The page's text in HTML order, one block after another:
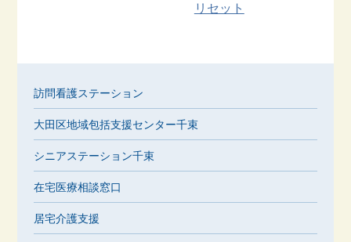
リセット
訪問看護ステーション
大田区地域包括支援センター千束
シニアステーション千束
在宅医療相談窓口
居宅介護支援